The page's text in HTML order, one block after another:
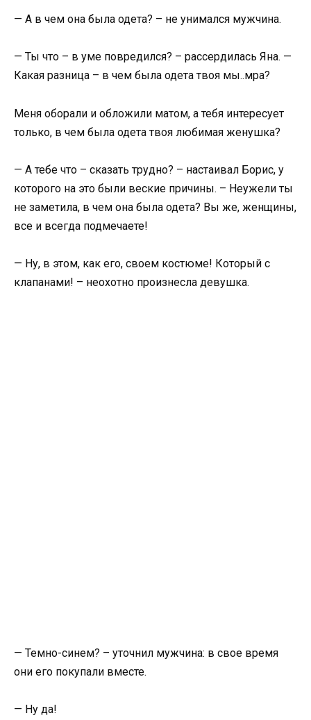
— А в чем она была одета? – не унимался мужчина.
— Ты что – в уме повредился? – рассердилась Яна. —
Какая разница – в чем была одета твоя мы..мра?
Меня оборали и обложили матом, а тебя интересует
только, в чем была одета твоя любимая женушка?
— А тебе что – сказать трудно? – настаивал Борис, у
которого на это были веские причины. – Неужели ты
не заметила, в чем она была одета? Вы же, женщины,
все и всегда подмечаете!
— Ну, в этом, как его, своем костюме! Который с
клапанами! – неохотно произнесла девушка.
— Темно-синем? – уточнил мужчина: в свое время
они его покупали вместе.
— Ну да!